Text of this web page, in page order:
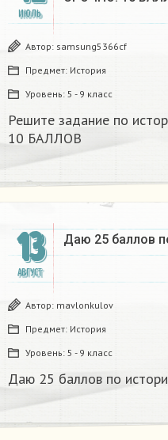
ИЮЛЬ
Автор: samsung5366cf
Предмет: История
Уровень: 5 - 9 класс
Решите задание по
10 БАЛЛОВ​
13
АВГУСТ
Даю 25 баллов
Автор: mavlonkulov
Предмет: История
Уровень: 5 - 9 класс
Даю 25 баллов по